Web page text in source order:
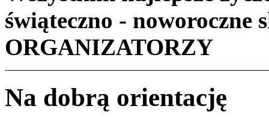
świąteczno - noworoczne
ORGANIZATORZY
Na dobrą orientację